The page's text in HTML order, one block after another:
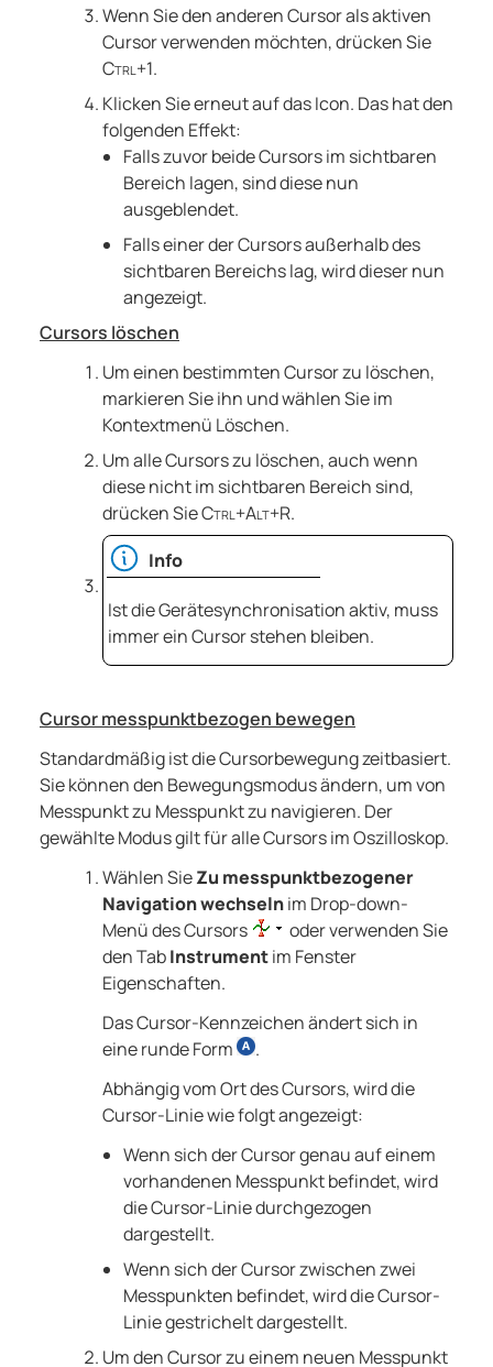
Wenn Sie den anderen Cursor als aktiven
Cursor verwenden möchten, drücken Sie
Ctrl+1.
Klicken Sie erneut auf das Icon. Das hat den
folgenden Effekt:
Falls zuvor beide Cursors im sichtbaren
Bereich lagen, sind diese nun
ausgeblendet.
Falls einer der Cursors außerhalb des
sichtbaren Bereichs lag, wird dieser nun
angezeigt.
Cursors löschen
Um einen bestimmten Cursor zu löschen,
markieren Sie ihn und wählen Sie im
Kontextmenü Löschen.
Um alle Cursors zu löschen, auch wenn
diese nicht im sichtbaren Bereich sind,
drücken SieCtrl+Alt+R.
Info
Ist die Gerätesynchronisation aktiv, muss
immer ein Cursor stehen bleiben.
Cursor messpunktbezogen bewegen
Standardmäßig ist die Cursorbewegung zeitbasiert.
Sie können den Bewegungsmodus ändern, um von
Messpunkt zu Messpunkt zu navigieren. Der
gewählte Modus gilt für alle Cursors im Oszilloskop.
Wählen SieZu messpunktbezogener
Navigation wechselnim Drop-down-
Menü des Cursors
oder verwenden Sie
den TabInstrumentim Fenster
Eigenschaften.
Das Cursor-Kennzeichen ändert sich in
eine runde Form
.
Abhängig vom Ort des Cursors, wird die
Cursor-Linie wie folgt angezeigt:
Wenn sich der Cursor genau auf einem
vorhandenen Messpunkt befindet, wird
die Cursor-Linie durchgezogen
dargestellt.
Wenn sich der Cursor zwischen zwei
Messpunkten befindet, wird die Cursor-
Linie gestrichelt dargestellt.
Um den Cursor zu einem neuen Messpunkt